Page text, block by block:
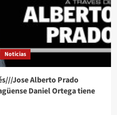
Noticias
Jose Alberto Prado
Daniel Ortega tiene